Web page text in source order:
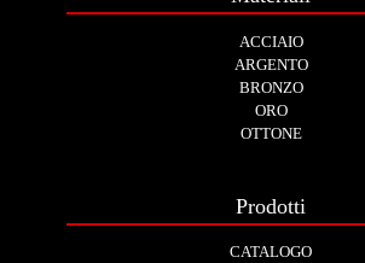
ACCIAIO
ARGENTO
BRONZO
ORO
OTTONE
Prodotti
CATALOGO